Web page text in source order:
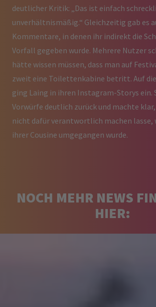
deutlicher Kritik: „Das ist einfach
unverhältnismäßig.“ Gleichzeitig gab es
Kommentare, in denen ihr indirekt die
Vorfall gegeben wurde. Mehrere Nutzer
hätte wissen müssen, dass man auf
zweit eine Toilettenkabine betritt. Auf
ging Laing in ihren Instagram-Storys ein.
Vorwürfe deutlich zurück und machte klar,
nicht dafür verantwortlich machen lasse,
ihrer Cousine umgegangen wurde.
NOCH MEHR NEWS
HIER: